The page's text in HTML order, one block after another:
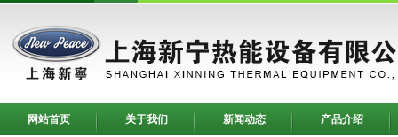
网站首页 关于我们 新闻动态 产品介绍